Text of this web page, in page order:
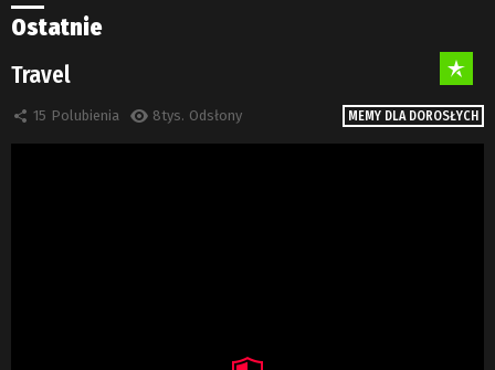
Ostatnie
MEMY DLA DOROSŁYCH
Travel
15 Polubienia 8tys. Odsłony